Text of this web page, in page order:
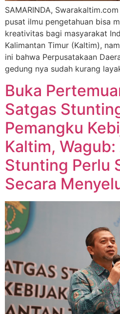
SAMARINDA,
pusat ilmu pengetahuan bisa
kreativitas bagi masyarakat
Kalimantan Timur (Kaltim),
ini bahwa Perpusatakaan
gedung nya sudah kurang
Buka
Satgas
Pemangku
Kaltim, Wagub:
Stunting Perlu
Secara